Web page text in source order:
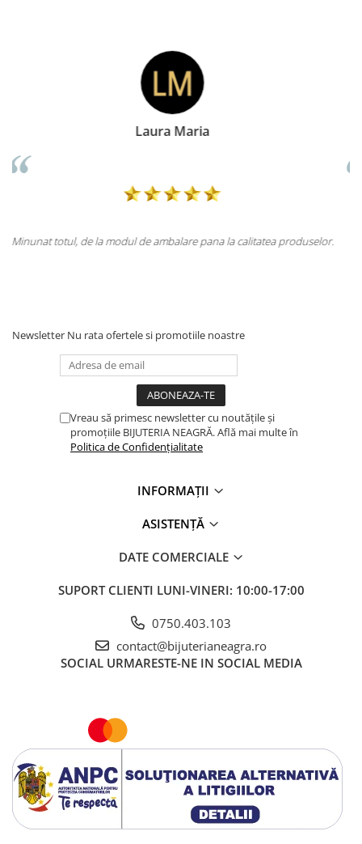
produselor.
Doina Georgescu
Totul la superlativ! Produsul, fix descrierea,
Newsletter Nu rata ofertele si promotiile noastre
Vreau să primesc newsletter cu noutățile și
promoțiile BIJUTERIA NEAGRĂ. Află mai multe în
Politica de Confidențialitate
INFORMAȚII
ASISTENȚĂ
DATE COMERCIALE
SUPORT CLIENTI LUNI-VINERI: 10:00-17:00
0750.403.103
contact@bijuterianeagra.ro
SOCIAL URMARESTE-NE IN SOCIAL MEDIA